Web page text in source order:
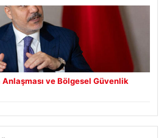
ve Bölgesel Güvenlik